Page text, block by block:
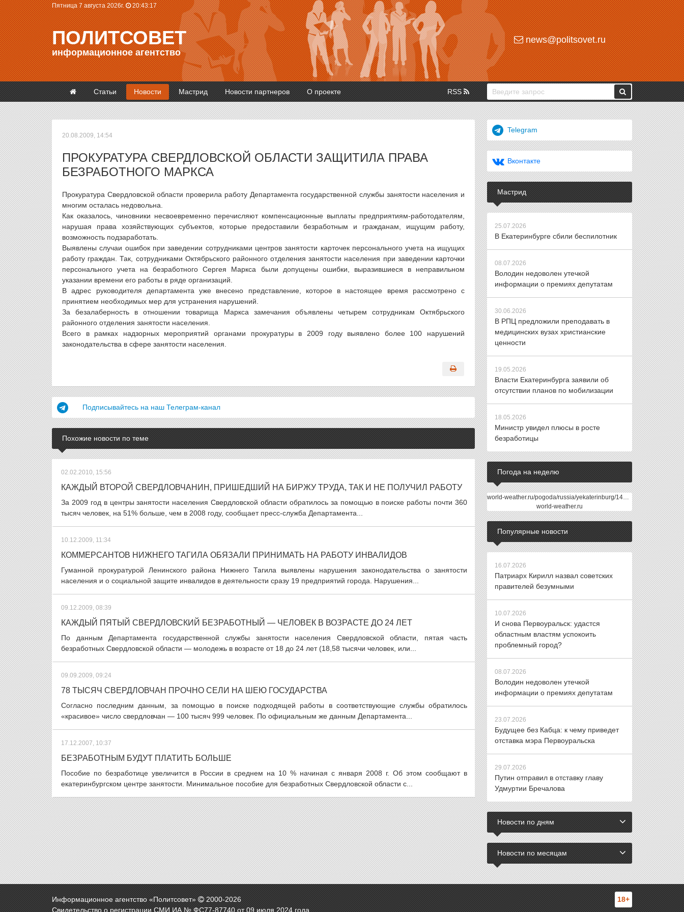
Пятница 7 августа 2026г. 20:43:17
ПОЛИТСОВЕТ
информационное агентство
news@politsovet.ru
Статьи Новости Мастрид Новости партнеров О проекте RSS
20.08.2009, 14:54
ПРОКУРАТУРА СВЕРДЛОВСКОЙ ОБЛАСТИ ЗАЩИТИЛА ПРАВА
БЕЗРАБОТНОГО МАРКСА
Прокуратура Свердловской области проверила работу Департамента государственной службы занятости населения и
многим осталась недовольна.
Как оказалось, чиновники несвоевременно перечисляют компенсационные выплаты предприятиям-работодателям,
нарушая права хозяйствующих субъектов, которые предоставили безработным и гражданам, ищущим работу,
возможность подзаработать.
Выявлены случаи ошибок при заведении сотрудниками центров занятости карточек персонального учета на ищущих
работу граждан. Так, сотрудниками Октябрьского районного отделения занятости населения при заведении карточки
персонального учета на безработного Сергея Маркса были допущены ошибки, выразившиеся в неправильном
указании времени его работы в ряде организаций.
В адрес руководителя департамента уже внесено представление, которое в настоящее время рассмотрено с
принятием необходимых мер для устранения нарушений.
За безалаберность в отношении товарища Маркса замечания объявлены четырем сотрудникам Октябрьского
районного отделения занятости населения.
Всего в рамках надзорных мероприятий органами прокуратуры в 2009 году выявлено более 100 нарушений
законодательства в сфере занятости населения.
Подписывайтесь на наш Телеграм-канал
Похожие новости по теме
02.02.2010, 15:56
КАЖДЫЙ ВТОРОЙ СВЕРДЛОВЧАНИН, ПРИШЕДШИЙ НА БИРЖУ ТРУДА, ТАК И НЕ ПОЛУЧИЛ РАБОТУ
За 2009 год в центры занятости населения Свердловской области обратилось за помощью в поиске работы почти 360
тысяч человек, на 51% больше, чем в 2008 году, сообщает пресс-служба Департамента...
10.12.2009, 11:34
КОММЕРСАНТОВ НИЖНЕГО ТАГИЛА ОБЯЗАЛИ ПРИНИМАТЬ НА РАБОТУ ИНВАЛИДОВ
Гуманной прокуратурой Ленинского района Нижнего Тагила выявлены нарушения законодательства о занятости
населения и о социальной защите инвалидов в деятельности сразу 19 предприятий города. Нарушения...
09.12.2009, 08:39
КАЖДЫЙ ПЯТЫЙ СВЕРДЛОВСКИЙ БЕЗРАБОТНЫЙ — ЧЕЛОВЕК В ВОЗРАСТЕ ДО 24 ЛЕТ
По данным Департамента государственной службы занятости населения Свердловской области, пятая часть
безработных Свердловской области — молодежь в возрасте от 18 до 24 лет (18,58 тысячи человек, или...
09.09.2009, 09:24
78 ТЫСЯЧ СВЕРДЛОВЧАН ПРОЧНО СЕЛИ НА ШЕЮ ГОСУДАРСТВА
Согласно последним данным, за помощью в поиске подходящей работы в соответствующие службы обратилось
«красивое» число свердловчан — 100 тысяч 999 человек. По официальным же данным Департамента...
17.12.2007, 10:37
БЕЗРАБОТНЫМ БУДУТ ПЛАТИТЬ БОЛЬШЕ
Пособие по безработице увеличится в России в среднем на 10 % начиная с января 2008 г. Об этом сообщают в
екатеринбургском центре занятости. Минимальное пособие для безработных Свердловской области с...
Telegram
Вконтакте
Мастрид
25.07.2026
В Екатеринбурге сбили беспилотник
08.07.2026
Володин недоволен утечкой
информации о премиях депутатам
30.06.2026
В РПЦ предложили преподавать в
медицинских вузах христианские
ценности
19.05.2026
Власти Екатеринбурга заявили об
отсутствии планов по мобилизации
18.05.2026
Министр увидел плюсы в росте
безработицы
Погода на неделю
world-weather.ru/pogoda/russia/yekaterinburg/14days/
world-weather.ru
Популярные новости
16.07.2026
Патриарх Кирилл назвал советских
правителей безумными
10.07.2026
И снова Первоуральск: удастся
областным властям успокоить
проблемный город?
08.07.2026
Володин недоволен утечкой
информации о премиях депутатам
23.07.2026
Будущее без Кабца: к чему приведет
отставка мэра Первоуральска
29.07.2026
Путин отправил в отставку главу
Удмуртии Бречалова
Новости по дням
Новости по месяцам
Информационное агентство «Политсовет» 2000-2026
Свидетельство о регистрации СМИ ИА № ФС77-87740 от 09 июля 2024 года.
18+